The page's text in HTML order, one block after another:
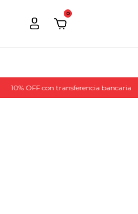
0
10% OFF con transferencia bancaria